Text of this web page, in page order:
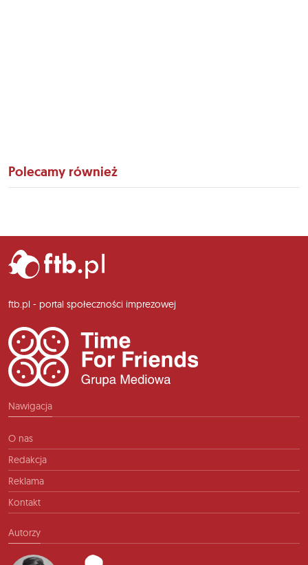
Polecamy również
ftb.pl - portal społeczności imprezowej
Nawigacja
O nas
Redakcja
Reklama
Kontakt
Autorzy